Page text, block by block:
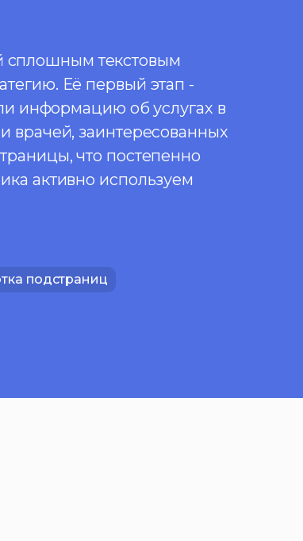
сплошным текстовым
Её первый этап -
информацию об услугах в
врачей, заинтересованных
что постепенно
активно используем
подстраниц